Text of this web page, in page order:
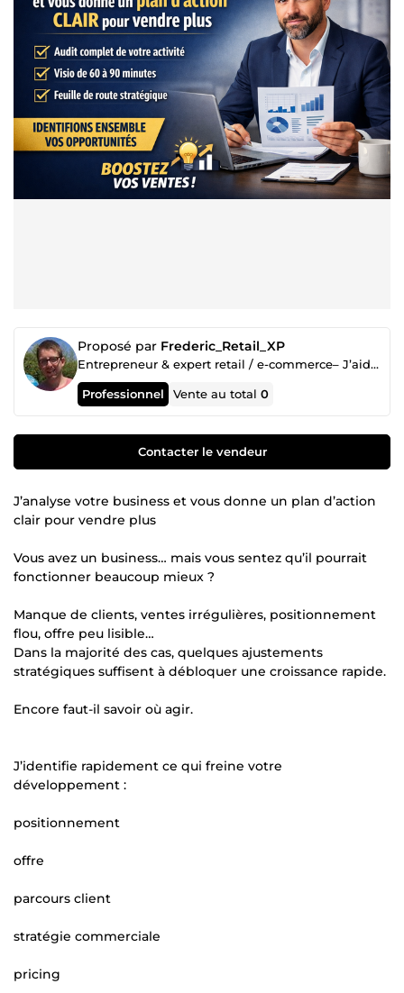
Proposé par Frederic_Retail_XP
Entrepreneur & expert retail / e-commerce– J’aide votre business à générer plus de ventes
Professionnel Vente au total0
Contacter le vendeur
J’analyse votre business et vous donne un plan d’action
clair pour vendre plus
Vous avez un business… mais vous sentez qu’il pourrait
fonctionner beaucoup mieux ?
Manque de clients, ventes irrégulières, positionnement
flou, offre peu lisible…
Dans la majorité des cas, quelques ajustements
stratégiques suffisent à débloquer une croissance rapide.
Encore faut-il savoir où agir.
J’identifie rapidement ce qui freine votre
développement :
positionnement
offre
parcours client
stratégie commerciale
pricing